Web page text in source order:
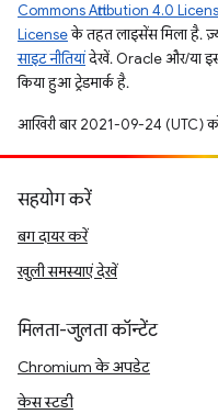
Commons Attribution 4.0
Licenseके तहत लाइसेंस मिला है.
साइट नीतियांदेखें. Oracle और/या
किया हुआ ट्रेडमार्क है.
आखिरी बार 2021-09-24 (UTC)
सहयोग करें
बग दायर करें
खुली समस्याएं देखें
मिलता-जुलता कॉन्टेंट
Chromium के अपडेट
केस स्टडी